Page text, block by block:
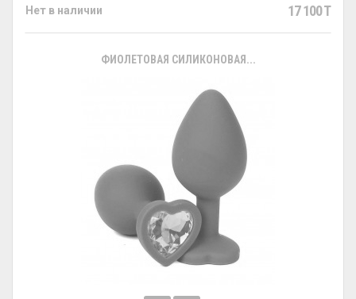
Нет в наличии 17 100 T
ФИОЛЕТОВАЯ СИЛИКОНОВАЯ...